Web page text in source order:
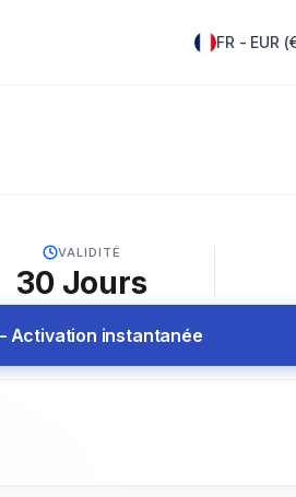
FR - EUR (
VALIDITÉ
30 Jours
Activation instantanée